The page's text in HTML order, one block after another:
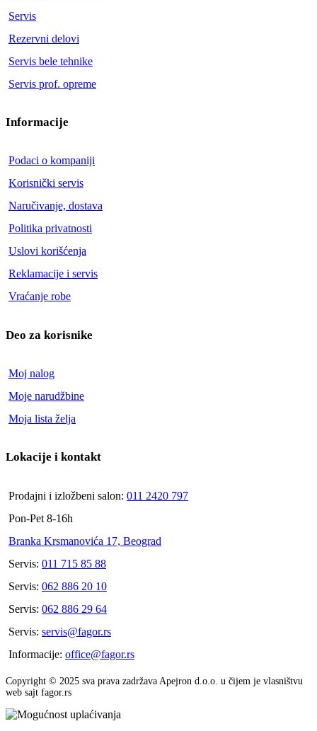
Servis
Rezervni delovi
Servis bele tehnike
Servis prof. opreme
Informacije
Podaci o kompaniji
Korisnički servis
Naručivanje, dostava
Politika privatnosti
Uslovi korišćenja
Reklamacije i servis
Vraćanje robe
Deo za korisnike
Moj nalog
Moje narudžbine
Moja lista želja
Lokacije i kontakt
Prodajni i izložbeni salon: 011 2420 797
Pon-Pet 8-16h
Branka Krsmanovića 17, Beograd
Servis: 011 715 85 88
Servis: 062 886 20 10
Servis: 062 886 29 64
Servis: servis@fagor.rs
Informacije: office@fagor.rs
Copyright © 2025 sva prava zadržava Apejron d.o.o. u čijem je vlasništvu
web sajt fagor.rs